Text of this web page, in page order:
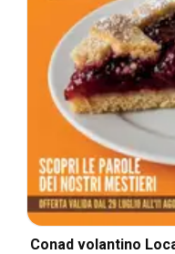
Conad volantino